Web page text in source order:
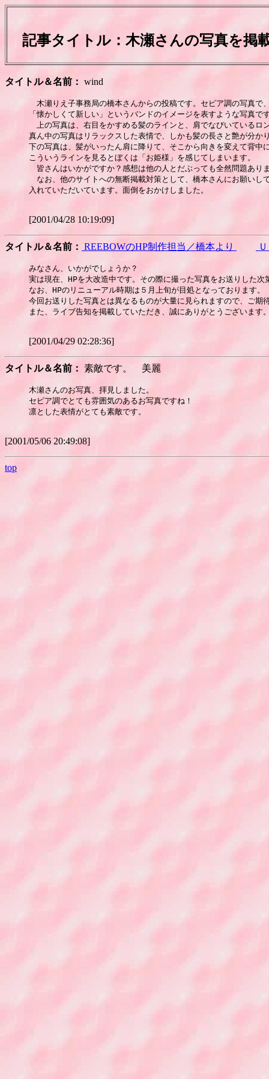
記事タイトル： 木瀬さんの写真を
タイトル＆名前： wind
木瀬りえ子事務局の橋本さんからの投稿です。セピア調の写真で
「懐かしくて新しい」というバンドのイメージを表すような写真で
上の写真は、右目をかすめる髪のラインと、肩でなびいているロ
真ん中の写真はリラックスした表情で、しかも髪の長さと艶が分か
下の写真は、髪がいったん肩に降りて、そこから向きを変えて背中
こういうラインを見るとぼくは「お姫様」を感じてしまいます。
皆さんはいかがですか？感想は他の人とだぶっても全然問題あり
なお、他のサイトへの無断掲載対策として、橋本さんにお願いし
入れていただいています。面倒をおかけしました。
[2001/04/28 10:19:09]
タイトル＆名前： REEBOWのHP制作担当／橋本より
みなさん、いかがでしょうか？
実は現在、HPを大改造中です。その際に撮った写真をお送りした次
なお、HPのリニューアル時期は５月上旬が目処となっております。
今回お送りした写真とは異なるものが大量に見られますので、ご期
また、ライブ告知を掲載していただき、誠にありがとうございます
[2001/04/29 02:28:36]
タイトル＆名前： 素敵です。 美麗
木瀬さんのお写真、拝見しました。
セピア調でとても雰囲気のあるお写真ですね！
凛とした表情がとても素敵です。
[2001/05/06 20:49:08]
top